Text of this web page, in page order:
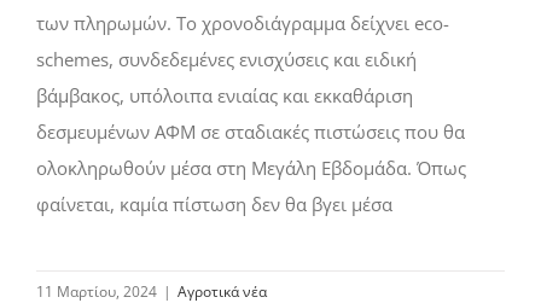
των πληρωµών. Το χρονοδιάγραµµα δείχνει eco-
schemes, συνδεδεµένες ενισχύσεις και ειδική
βάµβακος, υπόλοιπα ενιαίας και εκκαθάριση
δεσµευµένων ΑΦΜ σε σταδιακές πιστώσεις που θα
ολοκληρωθούν µέσα στη Μεγάλη Εβδοµάδα. Όπως
φαίνεται, καµία πίστωση δεν θα βγει µέσα
11 Μαρτίου, 2024 | Αγροτικά νέα